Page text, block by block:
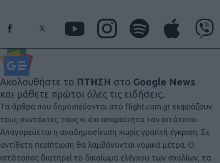
Ακολουθήστε το ΠΤΗΣΗ στο Google News
και μάθετε πρώτοι όλες τις ειδήσεις.
Τα άρθρα που δημοσιεύονται στο flight.com.gr εκφράζουν
τους συντάκτες τους κι όχι απαραίτητα τον ιστότοπο.
Απαγορεύεται η αναδημοσίευση χωρίς γραπτή έγκριση. Σε
αντίθετη περίπτωση θα λαμβάνονται νομικά μέτρα. Ο
ιστότοπος διατηρεί το δικαίωμα ελέγχου των σχολίων, τα